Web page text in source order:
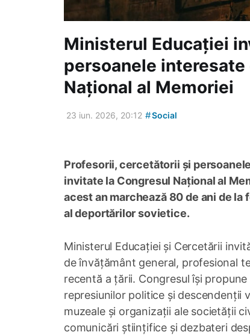
Ministerul Educației
persoanele
Național al Memoriei
23 iun. 2026, 20:12 #Social
Profesorii, cercetătorii și
invitate la Congresul Național al
acest an marchează 80 de ani de
al deportărilor sovietice.
Ministerul Educației și Cercetării
de învățământ general, profesional
recentă a țării. Congresul își
represiunilor politice și
muzeale și organizații ale societății
comunicări științifice și dezbateri